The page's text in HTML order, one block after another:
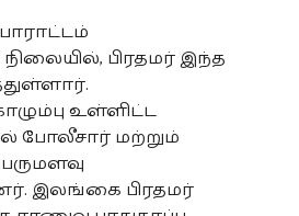
பிரதமர் இந்த
உள்ளிட்ட
போலீசார் மற்றும்
இலங்கை பிரதமர்